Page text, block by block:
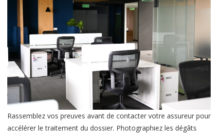
Rassemblez vos preuves avant de contacter votre assureur pour
accélérer le traitement du dossier. Photographiez les dégâts